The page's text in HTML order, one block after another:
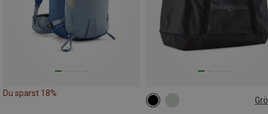
Du sparst 18%
25L